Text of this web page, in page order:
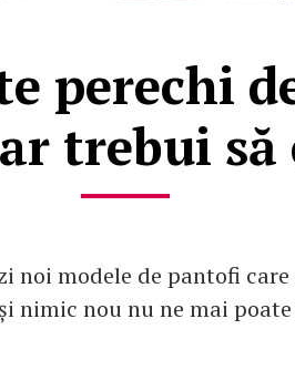
perechi
trebui să
noi modele de pantofi
nimic nou nu ne mai